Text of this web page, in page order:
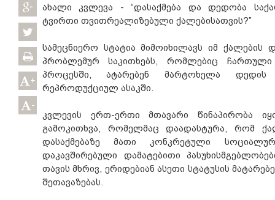
+
-
ახალი კვლევა - “დასაქმება და დედობა
ტვირთი თვითრეალიზებული ქალებისათვის?”
სამეცნიერო სტატია მიმოიხილავს იმ ქალების
პრობლემურ საკითხებს, რომლებიც
პროცესში, ატარებენ მარტოხელა დედის
რეპროდუქციულ ასაკში.
კვლევის ერთ-ერთი მთავარი წინაპირობა
გამოკითხვა, რომელმაც დაადასტურა, რომ
დასაქმებაზე მათი კონკრეტული
დაკავშირებული დამატებითი
თავის მხრივ, ერიდებიან ასეთი სტატუსის
შეთავაზებას.